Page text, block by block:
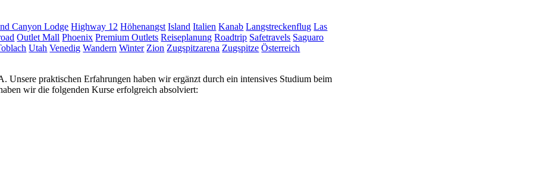
Canyon Lodge Highway 12 Höhenangst Island Italien Kanab Langstreckenflug Las
Outlet Mall Phoenix Premium Outlets Reiseplanung Roadtrip Safetravels Saguaro
Utah Venedig Wandern Winter Zion Zugspitzarena Zugspitze Österreich
Unsere praktischen Erfahrungen haben wir ergänzt durch ein intensives Studium beim
wir die folgenden Kurse erfolgreich absolviert: